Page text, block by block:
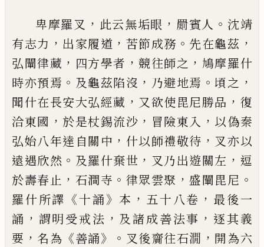
卑摩羅叉 ， 此云無垢眼 ， 罽賓人 。 沈靖
有志力 ， 出家履道 ， 苦節成務 。 先在龜茲 ，
弘闡律藏 ， 四方學者 ，競往師之 ， 鳩摩羅什
時亦預焉 。 及龜茲陷沒 ， 乃避地焉 。 頃之 ，
聞什在長安大弘經藏 ， 又欲使毘尼勝品 ， 復
洽東國 ， 於是杖錫流沙 ， 冒險東入 ， 以偽秦
弘始八年達自關中 ， 什以師禮敬待 ， 叉亦以
遠遇欣然 。 及羅什棄世 ， 叉乃出遊關左 ， 逗
於壽春止 ， 石澗寺 。 律眾雲聚 ，盛闡毘尼 。
羅什所譯 《十誦》本 ， 五十八卷 ， 最後一
誦 ， 謂明受戒法 ， 及諸成善法事 ， 逐其義
要 ，名為 《善誦》。 叉後齎往石㵎 ， 開為六